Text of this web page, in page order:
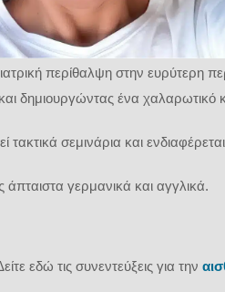
περίθαλψη στην ευρύτερη
δημιουργώντας ένα χαλαρωτικό
τακτικά σεμινάρια και
άπταιστα γερμανικά και αγγλικά.
εδώ τις συνεντεύξεις για την